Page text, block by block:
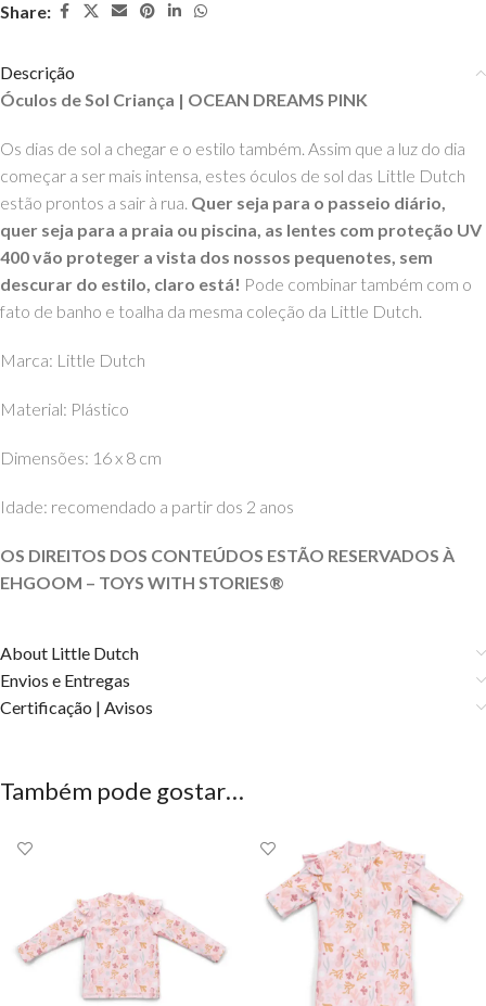
Share:
Descrição
Óculos de Sol Criança | OCEAN DREAMS PINK
Os dias de sol a chegar e o estilo também. Assim que a luz do dia
começar a ser mais intensa, estes óculos de sol das Little Dutch
estão prontos a sair à rua. Quer seja para o passeio diário,
quer seja para a praia ou piscina, as lentes com proteção UV
400 vão proteger a vista dos nossos pequenotes, sem
descurar do estilo, claro está! Pode combinar também com o
fato de banho e toalha da mesma coleção da Little Dutch.
Marca: Little Dutch
Material: Plástico
Dimensões: 16 x 8 cm
Idade: recomendado a partir dos 2 anos
OS DIREITOS DOS CONTEÚDOS ESTÃO RESERVADOS À
EHGOOM – TOYS WITH STORIES®️
About Little Dutch
Envios e Entregas
Certificação | Avisos
Também pode gostar…